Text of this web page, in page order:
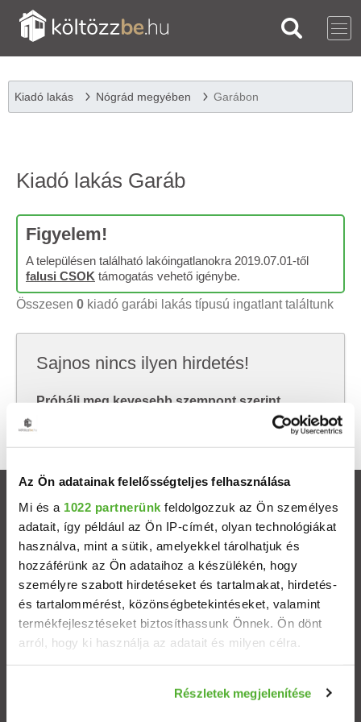
Az Ön adatainak felelősségteljes felhasználása
Mi és a 1022 partnerünk feldolgozzuk az Ön személyes
adatait, így például az Ön IP-címét, olyan technológiákat
használva, mint a sütik, amelyekkel tárolhatjuk és
hozzáférünk az Ön adataihoz a készülékén, hogy
személyre szabott hirdetéseket és tartalmakat, hirdetés-
és tartalommérést, közönségbetekintéseket, valamint
termékfejlesztéseket biztosíthassunk Önnek. Ön dönt
arról, hogy ki használja az adatait és milyen célra.
Információgyűjtés az Ön földrajzi elhelyezkedéséről
Részletek megjelenítése
Kiadó lakás Nógrád megyében Garábon
Kiadó lakás Garáb
Figyelem!
A településen található lakóingatlanokra 2019.07.01-től
falusi CSOK támogatás vehető igénybe.
Összesen 0 kiadó garábi lakás típusú ingatlant találtunk
Sajnos nincs ilyen hirdetés!
Próbálj meg kevesebb szempont szerint
keresni, hátha akkor megtalálod, amit keresel.
Ingatlanok
Eladó házak
Eladó lakások
Települések